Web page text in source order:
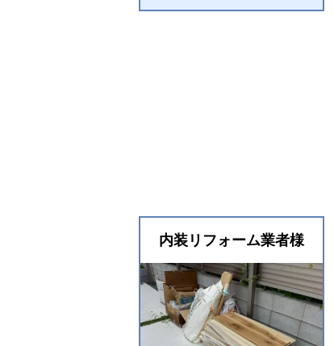
内装リフォーム業者様